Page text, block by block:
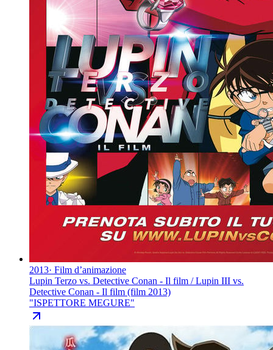
2013· Film d’animazione
Lupin Terzo vs. Detective Conan - Il film / Lupin III vs.
Detective Conan - Il film (film 2013)
"ISPETTORE MEGURE"